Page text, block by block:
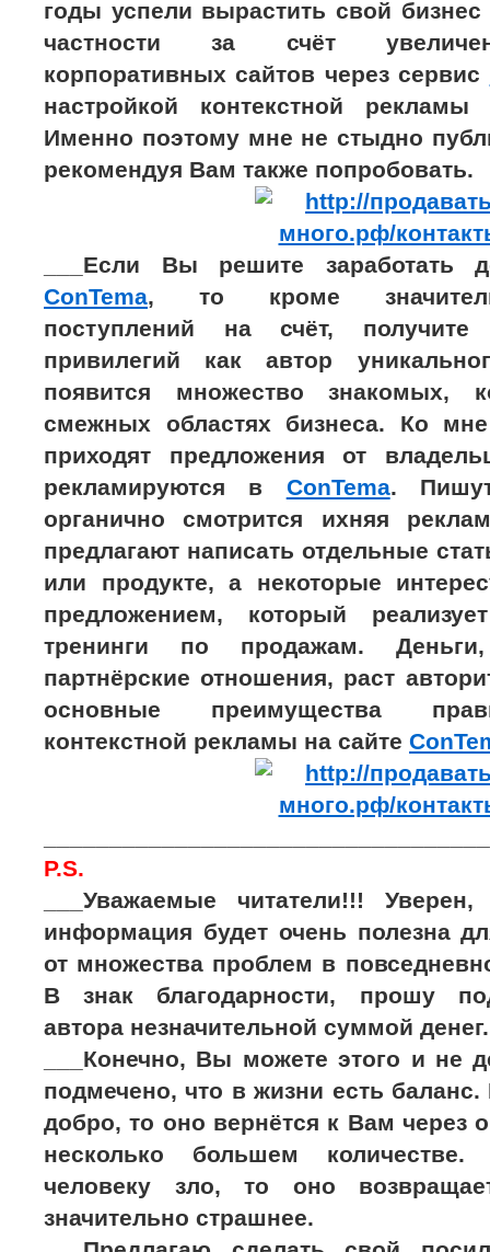
годы успели вырастить свой бизнес
частности за счёт
корпоративных сайтов через сервис
настройкой контекстной
Именно поэтому мне не стыдно
рекомендуя Вам также попробовать.
___Если Вы решите заработать
ConTema, то кроме
поступлений на счёт,
привилегий как автор
появится множество знакомых,
смежных областях бизнеса. Ко
приходят предложения от
рекламируются в ConTema.
органично смотрится ихняя
предлагают написать отдельные
или продукте, а некоторые
предложением, который
тренинги по продажам. Деньги,
партнёрские отношения, раст
основные преимущества
контекстной рекламы на сайте
P.S.
___Уважаемые читатели!!!
информация будет очень полезна
от множества проблем в
В знак благодарности, прошу
автора незначительной суммой денег.
___Конечно, Вы можете этого и не
подмечено, что в жизни есть
добро, то оно вернётся к Вам через
несколько большем
человеку зло, то оно
значительно страшнее.